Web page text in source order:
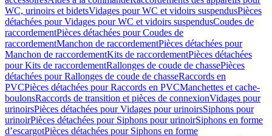
WC, urinoirs et bidetsVidages pour WC et vidoirs suspendusPièces
détachées pour Vidages pour WC et vidoirs suspendusCoudes de
raccordementPièces détachées pour Coudes de
raccordementManchon de raccordementPièces détachées pour
Manchon de raccordementKits de raccordementPièces détachées
pour Kits de raccordementRallonges de coude de chassePièces
détachées pour Rallonges de coude de chasseRaccords en
PVCPièces détachées pour Raccords en PVCManchettes et cache-
boulonsRaccords de transition et pièces de connexionVidages pour
urinoirsPièces détachées pour Vidages pour urinoirsSiphons pour
urinoirPièces détachées pour Siphons pour urinoirSiphons en forme
d’escargotPièces détachées pour Siphons en forme